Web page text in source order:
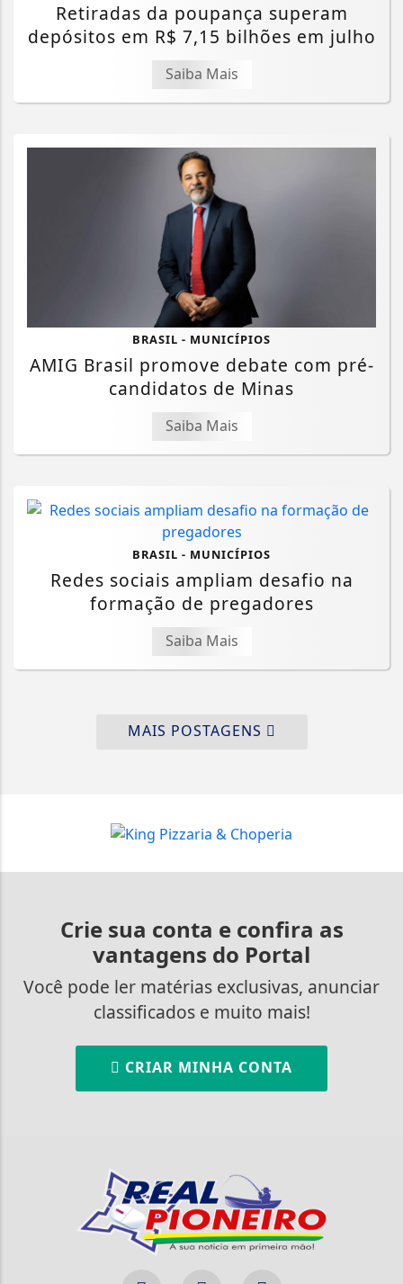
Retiradas da poupança superam
depósitos em R$ 7,15 bilhões em julho
Saiba Mais
BRASIL - MUNICÍPIOS
AMIG Brasil promove debate com pré-
candidatos de Minas
Saiba Mais
BRASIL - MUNICÍPIOS
Redes sociais ampliam desafio na
formação de pregadores
Saiba Mais
MAIS POSTAGENS
Crie sua conta e confira as
vantagens do Portal
Você pode ler matérias exclusivas, anunciar
classificados e muito mais!
CRIAR MINHA CONTA